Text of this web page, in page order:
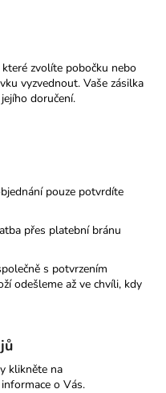
zvolíte pobočku nebo
vyzvednout. Vaše zásilka
doručení.
pouze potvrdíte
přes platební bránu
s potvrzením
odešleme až ve chvíli, kdy
klikněte na
o Vás.